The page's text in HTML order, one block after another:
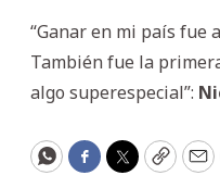
“Ganar en mi país fue
También fue la
algo superespecial”:
WhatsApp
Facebook
Twitter
Copy